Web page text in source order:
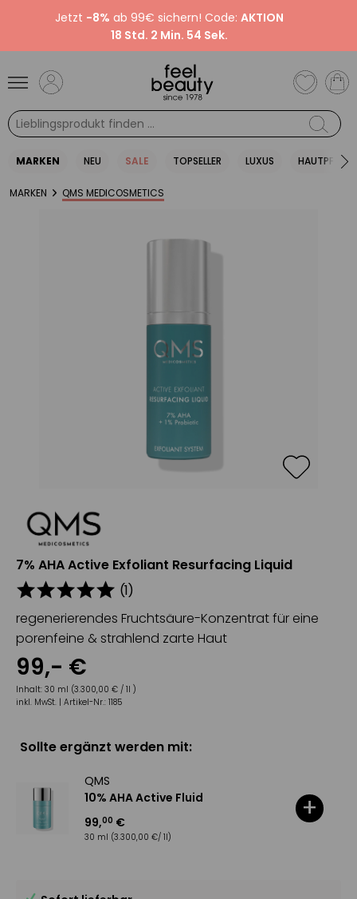
Jetzt -8% ab 99€ sichern! Code:AKTION
18 Std. 2 Min. 53 Sek.
MARKEN NEU SALE TOPSELLER LUXUS HAUTPFLEGE
MARKEN QMS MEDICOSMETICS
7% AHA Active Exfoliant Resurfacing Liquid
(1)
regenerierendes Fruchtsäure-Konzentrat für eine
porenfeine & strahlend zarte Haut
99,- €
Inhalt: 30 ml (3.300,00 € / 1l )
inkl. MwSt. | Artikel-Nr.: 1185
Sollte ergänzt werden mit:
QMS
10% AHA Active Fluid
99,00 €
30 ml (3.300,00 €/ 1l)
+